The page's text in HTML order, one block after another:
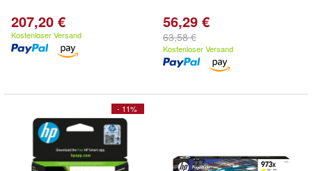
207,20 €
Kostenloser Versand
56,29 €
63,58 €
Kostenloser Versand
- 11%